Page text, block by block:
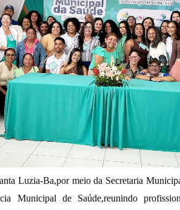
Luzia-Ba,por meio da Secretaria
Municipal de Saúde,reunindo